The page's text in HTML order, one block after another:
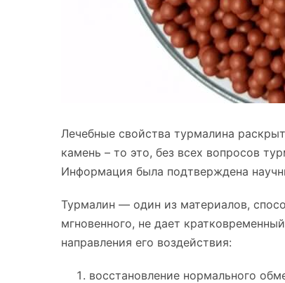
Лечебные свойства турмалина
камень – то это, без всех вопросов
Информация была подтверждена
Турмалин ― один из материалов,
мгновенного, не дает
направления его воздействия:
восстановление нормального